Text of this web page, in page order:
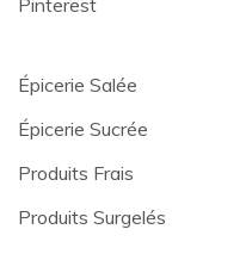
Pinterest
Épicerie Salée
Épicerie Sucrée
Produits Frais
Produits Surgelés